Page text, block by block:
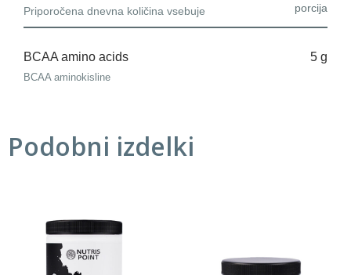
Priporočena dnevna količina vsebuje
porcija
BCAA amino acids
BCAA aminokisline
5 g
Podobni izdelki